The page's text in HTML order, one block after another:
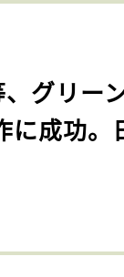
、グリー
に成功。